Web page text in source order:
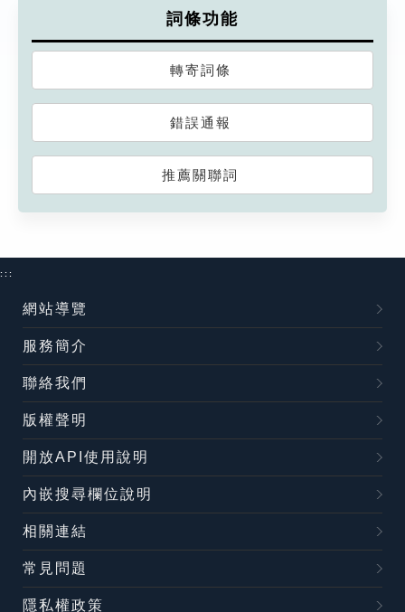
詞條功能
轉寄詞條
錯誤通報
推薦關聯詞
:::
網站導覽
服務簡介
聯絡我們
版權聲明
開放API使用說明
內嵌搜尋欄位說明
相關連結
常見問題
隱私權政策